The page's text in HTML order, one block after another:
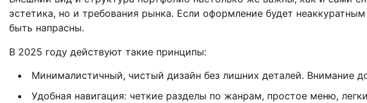
эстетика, но и требования рынка. Если оформление будет
быть напрасны.
В 2025 году действуют такие принципы:
Минималистичный, чистый дизайн без лишних деталей. Внимание
Удобная навигация: четкие разделы по жанрам, простое меню,